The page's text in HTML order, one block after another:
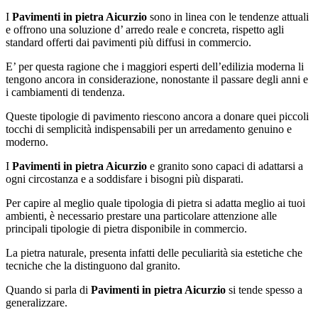
I Pavimenti in pietra Aicurzio sono in linea con le tendenze attuali
e offrono una soluzione d’ arredo reale e concreta, rispetto agli
standard offerti dai pavimenti più diffusi in commercio.
E’ per questa ragione che i maggiori esperti dell’edilizia moderna li
tengono ancora in considerazione, nonostante il passare degli anni e
i cambiamenti di tendenza.
Queste tipologie di pavimento riescono ancora a donare quei piccoli
tocchi di semplicità indispensabili per un arredamento genuino e
moderno.
I Pavimenti in pietra Aicurzio e granito sono capaci di adattarsi a
ogni circostanza e a soddisfare i bisogni più disparati.
Per capire al meglio quale tipologia di pietra si adatta meglio ai tuoi
ambienti, è necessario prestare una particolare attenzione alle
principali tipologie di pietra disponibile in commercio.
La pietra naturale, presenta infatti delle peculiarità sia estetiche che
tecniche che la distinguono dal granito.
Quando si parla di Pavimenti in pietra Aicurzio si tende spesso a
generalizzare.